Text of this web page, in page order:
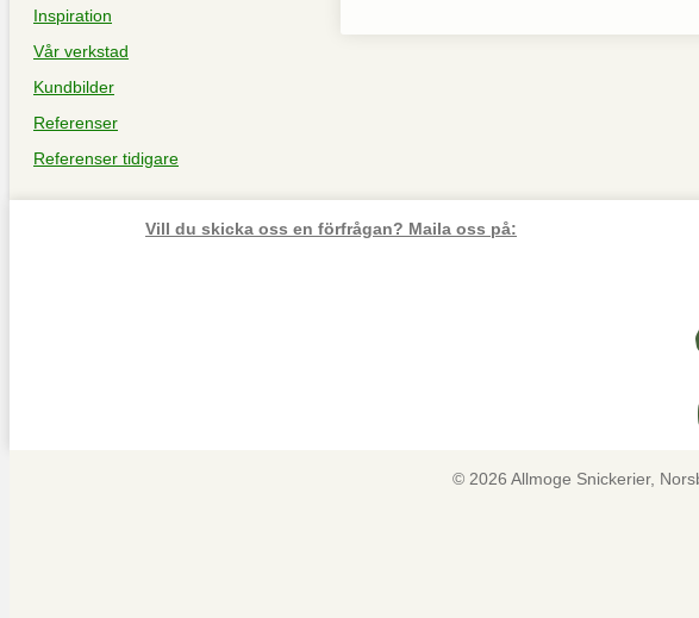
Inspiration
Vår verkstad
Kundbilder
Referenser
Referenser tidigare
Vill du skicka oss en förfrågan? Maila oss på:
© 2026 Allmoge Snickerier,